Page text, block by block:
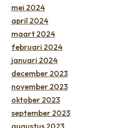
mei 2024
april 2024
maart 2024
februari 2024
januari 2024
december 2023
november 2023
oktober 2023
september 2023